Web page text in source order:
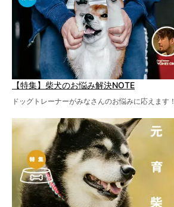
【特集】柴犬のお悩み解決NOTE
ドッグトレーナーがみなさんのお悩みに応えます！